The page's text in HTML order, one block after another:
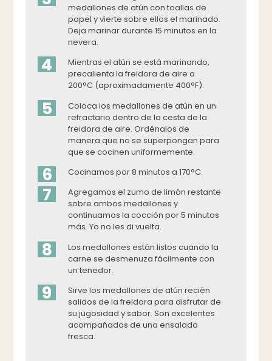
medallones de atún con toallas de
papel y vierte sobre ellos el marinado.
Deja marinar durante 15 minutos en la
nevera.
4
Mientras el atún se está marinando,
precalienta la freidora de aire a
200°C (aproximadamente 400°F).
5
Coloca los medallones de atún en un
refractario dentro de la cesta de la
freidora de aire. Ordénalos de
manera que no se superpongan para
que se cocinen uniformemente.
6 Cocinamos por 8 minutos a 170°C.
7
Agregamos el zumo de limón restante
sobre ambos medallones y
continuamos la cocción por 5 minutos
más. Yo no les di vuelta.
8
Los medallones están listos cuando la
carne se desmenuza fácilmente con
un tenedor.
9
Sirve los medallones de atún recién
salidos de la freidora para disfrutar de
su jugosidad y sabor. Son excelentes
acompañados de una ensalada
fresca.